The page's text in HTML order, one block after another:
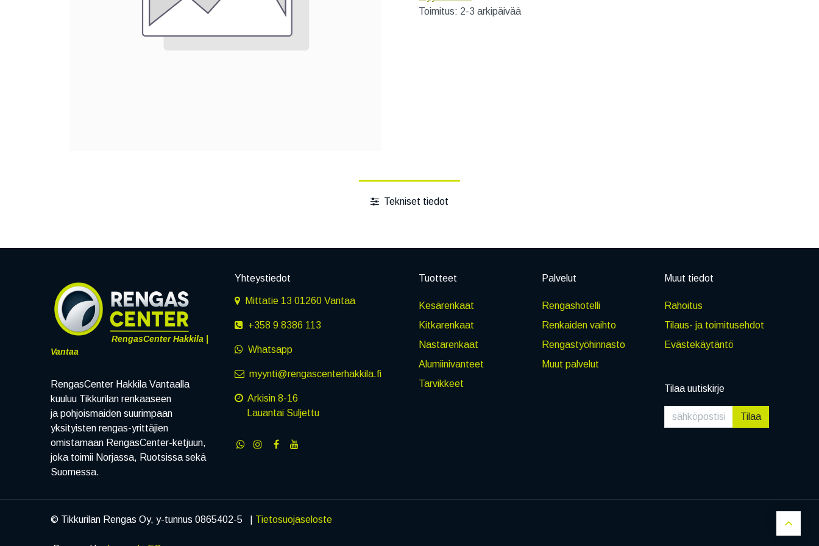
Toimitus: 2-3 arkipäivää
Tekniset tiedot
RengasCenter Hakkila |
Vantaa
RengasCenter Hakkila Vantaalla
kuuluu Tikkurilan renkaaseen
ja pohjoismaiden suurimpaan
yksityisten rengas-yrittäjien
omistamaan RengasCenter-ketjuun,
joka toimii Norjassa, Ruotsissa sekä
Suomessa.
Yhteystiedot
Mittatie 13 01260 Vantaa
+358 9 8386 113
Whatsapp
myynti@rengascenterhakkila.fi
Arkisin 8-16
Lauantai Suljettu
Tuotteet
Kesärenkaat
Kitkarenkaat
Nastarenkaat
Alumiinivanteet
Tarvikkeet
Palvelut
Rengashotelli
Renkaiden vaihto
Rengastyöhinnasto
Muut palvelut
Muut tiedot
Rahoitus
Tilaus- ja toimitusehdot
Evästekäytäntö
Tilaa uutiskirje
Tilaa
© Tikkurilan Rengas Oy, y-tunnus 0865402-5 | Tietosuojaseloste